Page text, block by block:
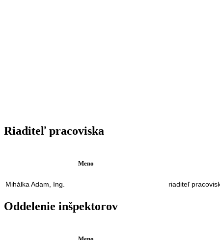
Riaditeľ pracoviska
Meno
Mihálka Adam, Ing. riaditeľ
Oddelenie inšpektorov